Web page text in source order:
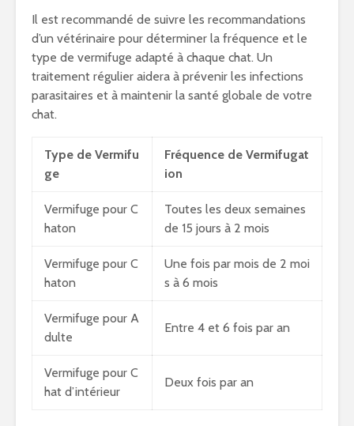
Il est recommandé de suivre les recommandations
d’un vétérinaire pour déterminer la fréquence et le
type de vermifuge adapté à chaque chat. Un
traitement régulier aidera à prévenir les infections
parasitaires et à maintenir la santé globale de votre
chat.
Type de Vermifu
ge
Fréquence de Vermifugat
ion
Vermifuge pour C
haton
Toutes les deux semaines
de 15 jours à 2 mois
Vermifuge pour C
haton
Une fois par mois de 2 moi
s à 6 mois
Vermifuge pour A
dulte
Entre 4 et 6 fois par an
Vermifuge pour C
hat d’intérieur
Deux fois par an